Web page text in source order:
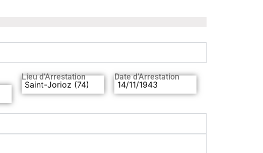
Lieu d’Arrestation
Saint-Jorioz (74)
Date d’Arrestation
14/11/1943